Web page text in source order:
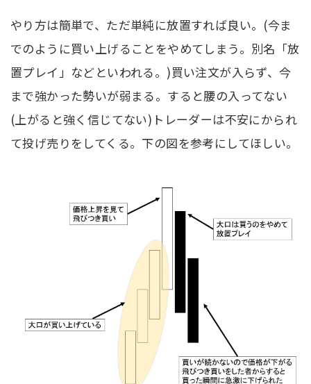
やり方は簡単で、ただ単純に放置すれば良い。(今ま
でのように買い上げることをやめてしまう。別名「放
置プレイ」などといわれる。)買い注文が入らず、今
まで強かった勢いが弱まる。すると腰の入ってない
(上がると強く信じてない)トレーダーは不安にかられ
て投げ売りをしてくる。下の図を参考にしてほしい。